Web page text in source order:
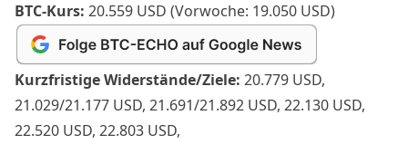
BTC-Kurs: 20.559 USD (Vorwoche: 19.050 USD)
Kurzfristige Widerstände/Ziele: 20.779 USD,
21.029/21.177 USD, 21.691/21.892 USD, 22.130 USD,
22.520 USD, 22.803 USD,